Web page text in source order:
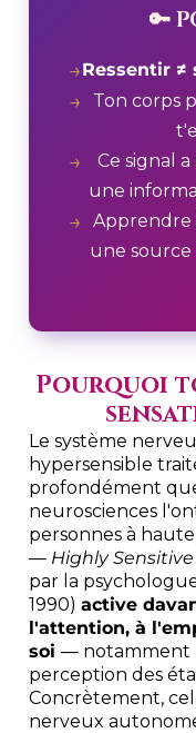
🔑
→Ressentir ≠
→
Ton corps
→
Ce signal
une
→
Apprendre
une
Pourquoi
Le système
hypersensible
profondément
neurosciences
personnes à
— Highly
par la
1990) active
l'attention, à
soi — notamment
perception des
Concrètement,
nerveux